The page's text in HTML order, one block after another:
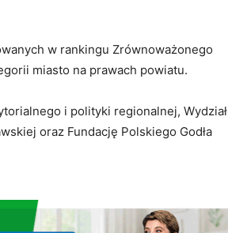
w rankingu Zrównoważonego
miasto na prawach powiatu.
i polityki regionalnej, Wydział
oraz Fundację Polskiego Godła